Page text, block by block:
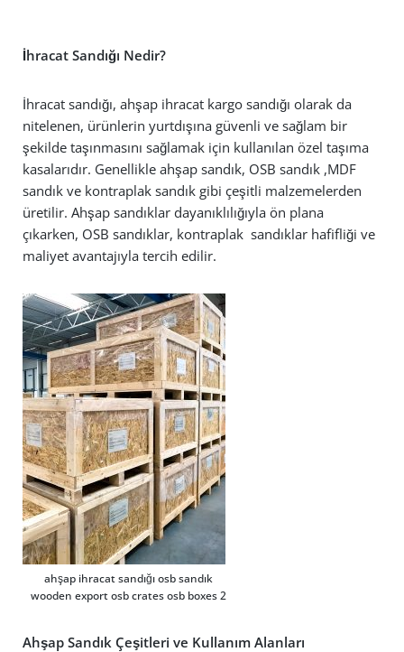
İhracat Sandığı Nedir?
İhracat sandığı, ahşap ihracat kargo sandığı olarak da
nitelenen, ürünlerin yurtdışına güvenli ve sağlam bir
şekilde taşınmasını sağlamak için kullanılan özel taşıma
kasalarıdır. Genellikle ahşap sandık, OSB sandık ,MDF
sandık ve kontraplak sandık gibi çeşitli malzemelerden
üretilir. Ahşap sandıklar dayanıklılığıyla ön plana
çıkarken, OSB sandıklar, kontraplak sandıklar hafifliği ve
maliyet avantajıyla tercih edilir.
ahşap ihracat sandığı osb sandık
wooden export osb crates osb boxes 2
Ahşap Sandık Çeşitleri ve Kullanım Alanları